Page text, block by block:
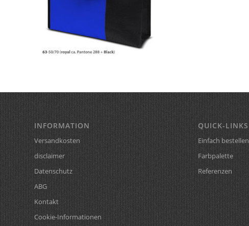
INFORMATION
Versandkosten
disclaimer
Datenschutz
ABG
Kontakt
Cookie-Informationen
QUICK-LINKS
Einfach bestellen
Farbpalette
Referenzen